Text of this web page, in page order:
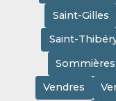
Saint-Gilles
Saint-
Sommières
Vendres